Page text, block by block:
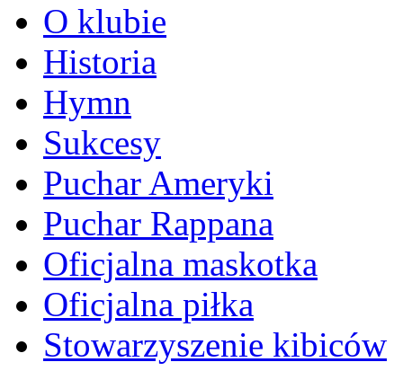
O klubie
Historia
Hymn
Sukcesy
Puchar Ameryki
Puchar Rappana
Oficjalna maskotka
Oficjalna piłka
Stowarzyszenie kibiców